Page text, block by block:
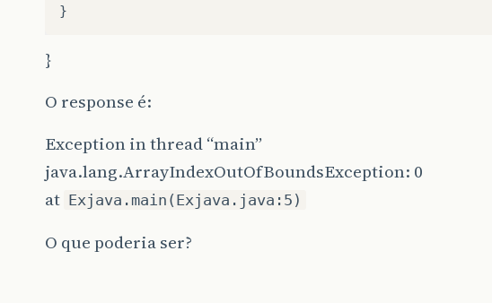
}
}
O response é:
Exception in thread “main”
java.lang.ArrayIndexOutOfBoundsException: 0
at Exjava.main(Exjava.java:5)
O que poderia ser?